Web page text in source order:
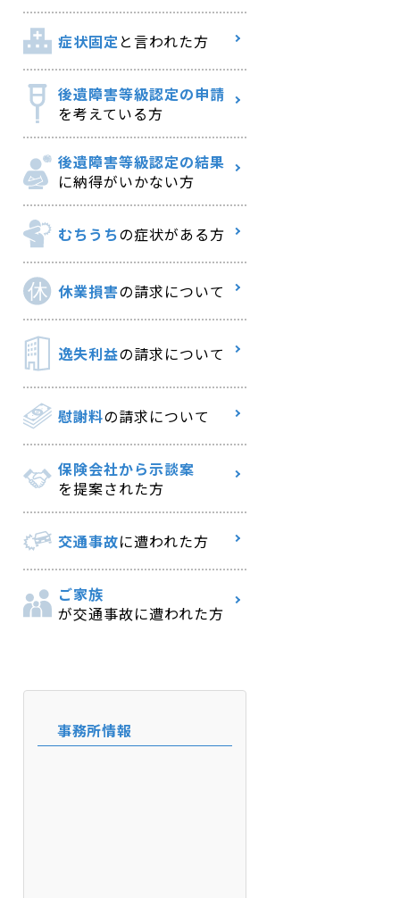
症状固定と言われた方
後遺障害等級認定の申請
を考えている方
後遺障害等級認定の結果
に納得がいかない方
むちうちの症状がある方
休業損害の請求について
逸失利益の請求について
慰謝料の請求について
保険会社から示談案
を提案された方
交通事故に遭われた方
ご家族
が交通事故に遭われた方
事務所情報